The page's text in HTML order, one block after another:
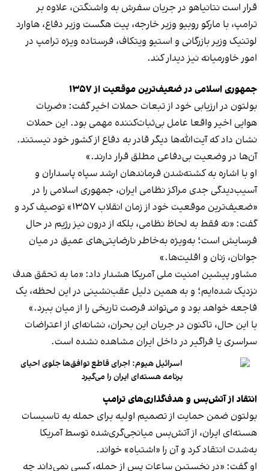
قرار است نتانیاهو در جریان سفرش به واشنگتن، علاوه بر
ترامپ، با مارکو روبیو وزیر خارجه، پیت هگست وزیر دفاع، هاوارد
لوتنیک وزیر بازرگانی و استیو ویتکاف، فرستاده ویژه ترامپ در
امور خاورمیانه نیز دیدار کند.
جمهوری اسلامی در ضعیف‌ترین موقعیت از ۱۳۵۷
بولتون در ارزیابی خود از تبعات حملات اخیر گفت: «ضربات
هوایی اخیر واقعا عامل بی‌ثبات‌کننده مهمی بود. این حملات
نشان داد که آیت‌الله‌ها دیگر قادر به دفاع از کشور خود نیستند.
آن‌ها در وضعیت بی‌دفاعی مطلق قرار دارند.»
او با اشاره به کشته‌شدن فرماندهان ارشد سپاه پاسداران و
آسیب‌دیدگی جدی مراکز نظامی ایران، جمهوری اسلامی را در
«ضعیف‌ترین موقعیت خود از زمان انقلاب ۱۳۵۷» توصیف کرد و
گفت: «نه فقط به لحاظ نظامی، بلکه از درون نیز رژیم در حال
فرسایش است؛ به‌ویژه به‌خاطر نارضایتی‌های عمیق در میان
جوانان، زنان و اقلیت‌ها.»
مشاور پیشین امنیت ملی آمریکا هشدار داد: «ما به تحقق هدف
نزدیک شده‌ایم؛ و به همین دلیل عقب‌نشینی در این لحظه، یک
فاجعه خواهد بود و می‌تواند فرصت تاریخی را از میان ببرد.»
با این حال، تاکنون در جریان این بحران، نشانه‌ای از اعتراضات
سراسری یا فراگیر در داخل ایران مشاهده نشده است.
اسرائیل هیوم: اجرای قاطع توافق‌ها جلوی احیای
برنامه هسته‌ای ایران را می‌گیرد
انتقاد از آتش‌بس و هدف‌گذاری‌های ترامپ
بولتون ضمن حمایت از تصمیم اولیه برای حمله به تاسیسات
هسته‌ای ایران، از آتش‌بس میانجی‌گری‌شده توسط آمریکا
به‌شدت انتقاد کرد و آن را «اشتباه» خواند.
او گفت: «در نخستین ساعات پس از حمله، کسی نمی‌داند چه